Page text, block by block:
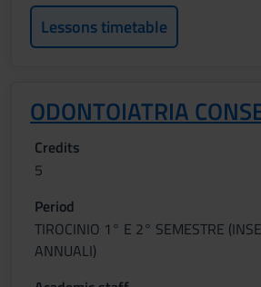
Lessons timetable
ODONTOIATRIA
Credits
5
Period
TIROCINIO 1° E 2° SEMESTRE
ANNUALI)